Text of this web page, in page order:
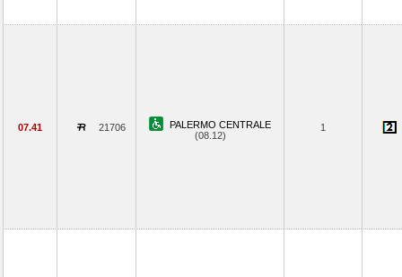
07.41 21706
PALERMO CENTRALE
(08.12)
1